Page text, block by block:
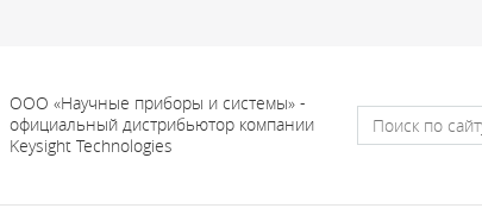
ООО «Научные приборы и системы» -
официальный дистрибьютор компании
Keysight Technologies